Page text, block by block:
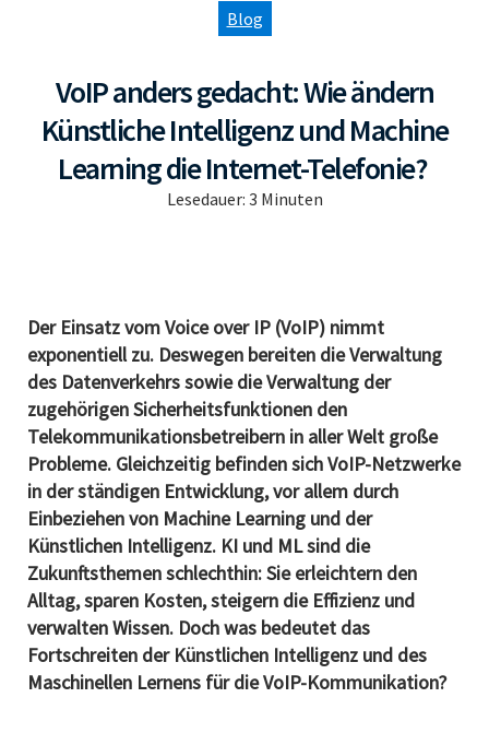
Blog
VoIP anders gedacht: Wie ändern
Künstliche Intelligenz und Machine
Learning die Internet-Telefonie?
Lesedauer: 3 Minuten
Der Einsatz vom Voice over IP (VoIP) nimmt
exponentiell zu. Deswegen bereiten die Verwaltung
des Datenverkehrs sowie die Verwaltung der
zugehörigen Sicherheitsfunktionen den
Telekommunikationsbetreibern in aller Welt große
Probleme. Gleichzeitig befinden sich VoIP-Netzwerke
in der ständigen Entwicklung, vor allem durch
Einbeziehen von Machine Learning und der
Künstlichen Intelligenz. KI und ML sind die
Zukunftsthemen schlechthin: Sie erleichtern den
Alltag, sparen Kosten, steigern die Effizienz und
verwalten Wissen. Doch was bedeutet das
Fortschreiten der Künstlichen Intelligenz und des
Maschinellen Lernens für die VoIP-Kommunikation?